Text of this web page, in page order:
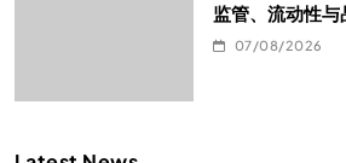
监管、流动性
07/08/2026